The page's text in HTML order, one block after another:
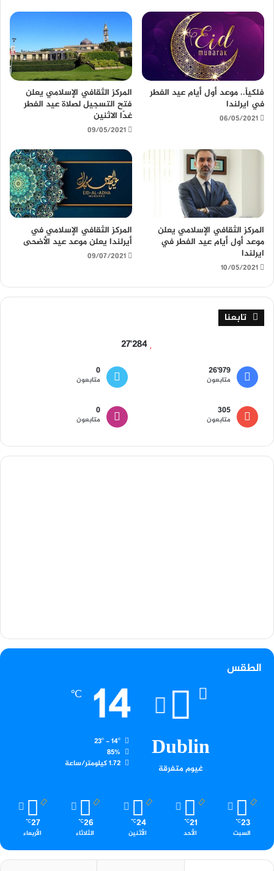
فلكياً.. موعد أول أيام عيد الفطر
في ايرلندا
06/05/2021
المركز الثقافي الإسلامي يعلن
فتح التسجيل لصلاة عيد الفطر
غدًا الاثنين
09/05/2021
المركز الثقافي الإسلامي يعلن
موعد أول أيام عيد الفطر في
ايرلندا
10/05/2021
المركز الثقافي الإسلامي في
أيرلندا يعلن موعد عيد الأضحى
09/07/2021
تابعنا
27٬284
26٬979
متابعون
0
متابعون
305
متابعون
0
متابعون
الطقس
Dublin
غيوم متفرقة
14
℃
23º - 14º
85%
1.72 كيلومتر/ساعة
23
℃
السبت
21
℃
الأحد
24
℃
الأثنين
26
℃
الثلاثاء
27
℃
الأربعاء